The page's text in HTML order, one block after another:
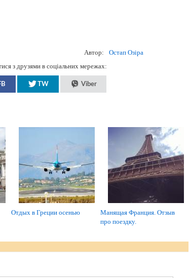
Автор: Остап Озіра
з друзями в соціальних мережах:
TW Viber
Отдых в Греции осенью
Манящая Франция. Отзыв
про поездку.